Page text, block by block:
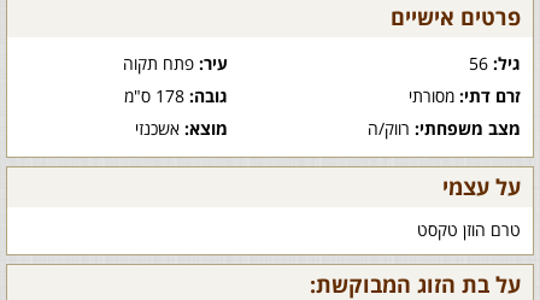
פרטים אישיים
גיל: עיר:פתח תקוה
זרם דתי: מסורתי גובה:178 ס"מ
מצב משפחתי: רווק/ה מוצא:אשכנזי
על עצמי
טרם הוזן טקסט
על בת הזוג המבוקשת: